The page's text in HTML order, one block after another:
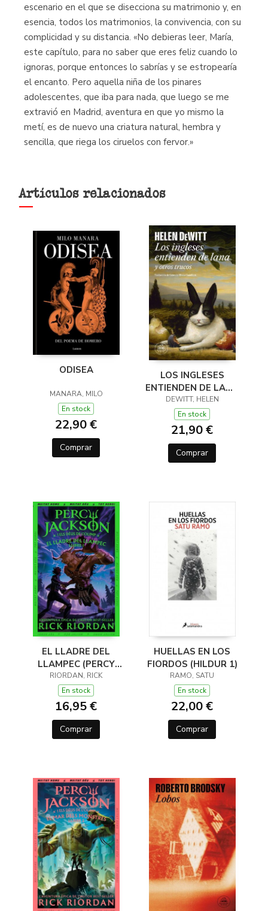
escenario en el que se disecciona su matrimonio y, en
esencia, todos los matrimonios, la convivencia, con su
complicidad y su distancia. «No debieras leer, María,
este capítulo, para no saber que eres feliz cuando lo
ignoras, porque entonces lo sabrías y se estropearía
el encanto. Pero aquella niña de los pinares
adolescentes, que iba para nada, que luego se me
extravió en Madrid, aventura en que yo mismo la
metí, es de nuevo una criatura natural, hembra y
sencilla, que riega los ciruelos con fervor.»
Artículos relacionados
ODISEA
MANARA, MILO
En stock
22,90 €
Comprar
LOS INGLESES
ENTIENDEN DE LANA
(Y OTROS TRUCOS)
DEWITT, HELEN
En stock
21,90 €
Comprar
EL LLADRE DEL
LLAMPEC (PERCY
JACKSON I ELS DÉUS
DE L'OLIMP 1)
RIORDAN, RICK
En stock
16,95 €
Comprar
HUELLAS EN LOS
FIORDOS (HILDUR 1)
RAMO, SATU
En stock
22,00 €
Comprar